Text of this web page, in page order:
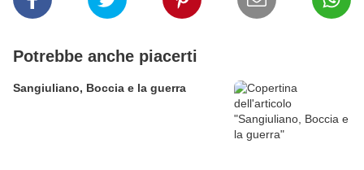
Potrebbe anche piacerti
Sangiuliano, Boccia e la guerra